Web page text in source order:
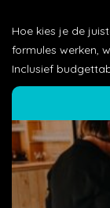
Hoe kies je de
formules werken,
Inclusief